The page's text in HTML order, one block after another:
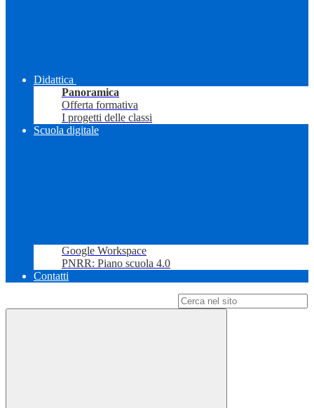
Didattica
Panoramica
Offerta formativa
I progetti delle classi
Scuola digitale
Google Workspace
PNRR: Piano scuola 4.0
Contatti